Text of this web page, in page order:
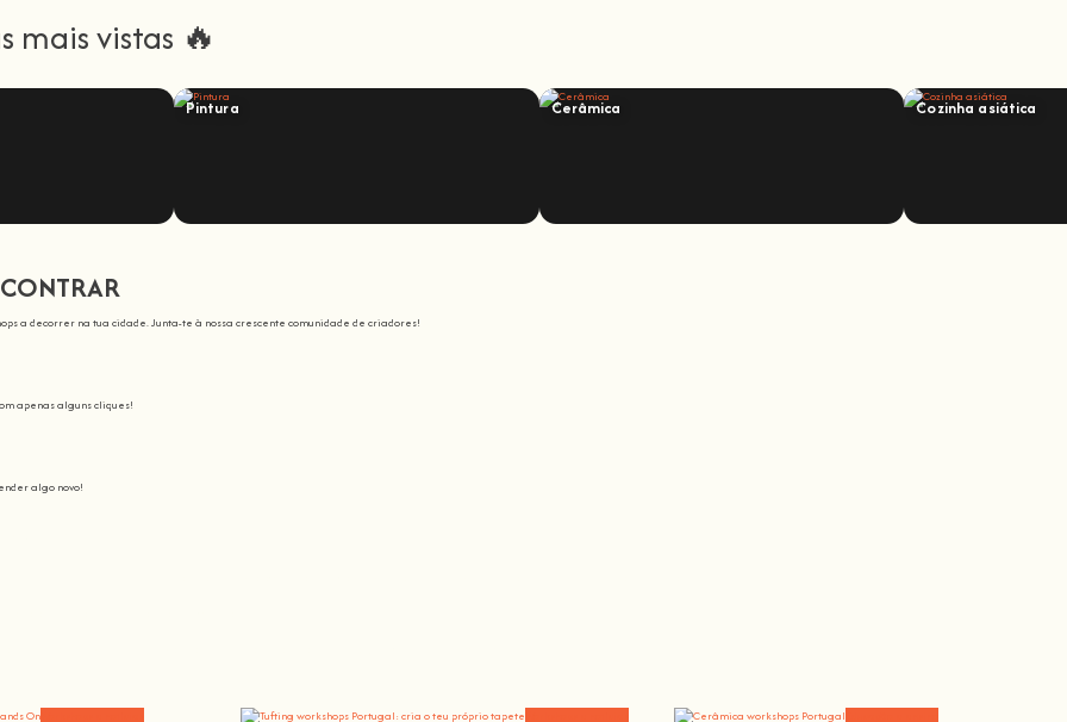
mais vistas 🔥
Pintura Cerâmica Cozinha asiática
a decorrer na tua cidade. Junta-te à nossa crescente comunidade de criadores!
apenas alguns cliques!
algo novo!